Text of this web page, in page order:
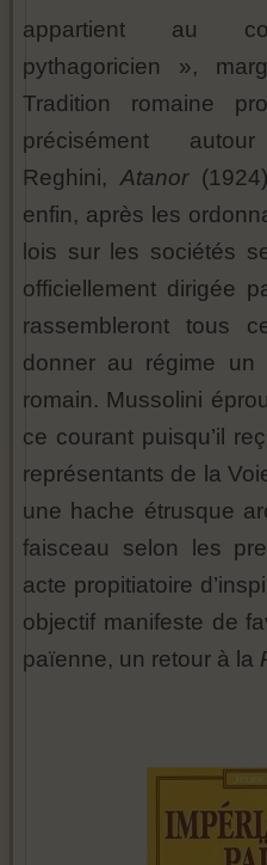
appartient au
pythagoricien »,
Tradition romaine
précisément
Reghini,Atanor
enfin, après les
lois sur les sociétés
officiellement dirigée
rassembleront tous
donner au régime un
romain. Mussolini
ce courant puisqu’il
représentants de la
une hache étrusque
faisceau selon les
acte propitiatoire
objectif manifeste de
païenne, un retour à la